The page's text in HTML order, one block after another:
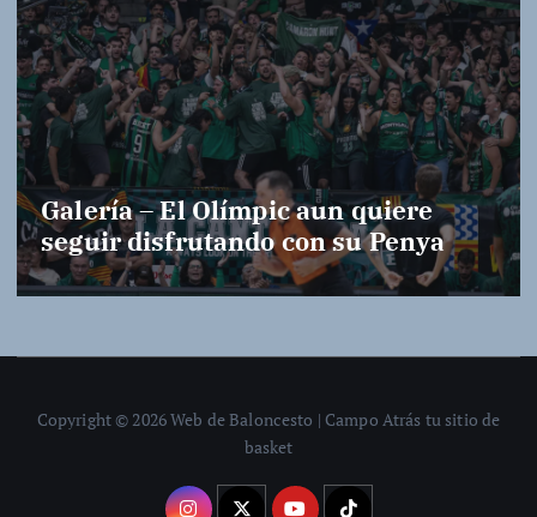
Galería – El Olímpic aun quiere
seguir disfrutando con su Penya
Copyright © 2026 Web de Baloncesto | Campo Atrás tu sitio de
basket